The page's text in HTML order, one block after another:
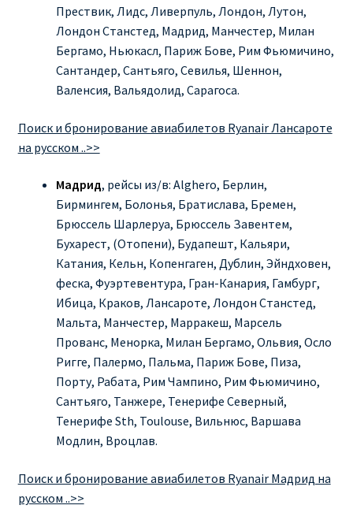
Прествик, Лидс, Ливерпуль, Лондон, Лутон,
Лондон Станстед, Мадрид, Манчестер, Милан
Бергамо, Ньюкасл, Париж Бове, Рим Фьюмичино,
Сантандер, Сантьяго, Севилья, Шеннон,
Валенсия, Вальядолид, Сарагоса.
Поиск и бронирование авиабилетов Ryanair Лансароте
на русском ..>>
Мадрид, рейсы из/в: Alghero, Берлин,
Бирмингем, Болонья, Братислава, Бремен,
Брюссель Шарлеруа, Брюссель Завентем,
Бухарест, (Отопени), Будапешт, Кальяри,
Катания, Кельн, Копенгаген, Дублин, Эйндховен,
феска, Фуэртевентура, Гран-Канария, Гамбург,
Ибица, Краков, Лансароте, Лондон Станстед,
Мальта, Манчестер, Марракеш, Марсель
Прованс, Менорка, Милан Бергамо, Ольвия, Осло
Ригге, Палермо, Пальма, Париж Бове, Пиза,
Порту, Рабата, Рим Чампино, Рим Фьюмичино,
Сантьяго, Танжере, Тенерифе Северный,
Тенерифе Sth, Toulouse, Вильнюс, Варшава
Модлин, Вроцлав.
Поиск и бронирование авиабилетов Ryanair Мадрид на
русском ..>>